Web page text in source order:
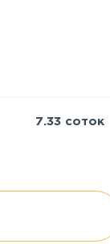
7.33 соток